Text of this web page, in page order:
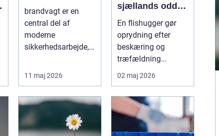
brandvagt er en
central del af
moderne
sikkerhedsarbejde,
byggepladser, ved
events og i virk...
11 maj 2026
sjællands odde
sådan får du
mest ud af
arbejdet
En flishugger gør
oprydning efter
beskæring og
træfældning
markant lettere. I
stedet for at bruge
we...
02 maj 2026